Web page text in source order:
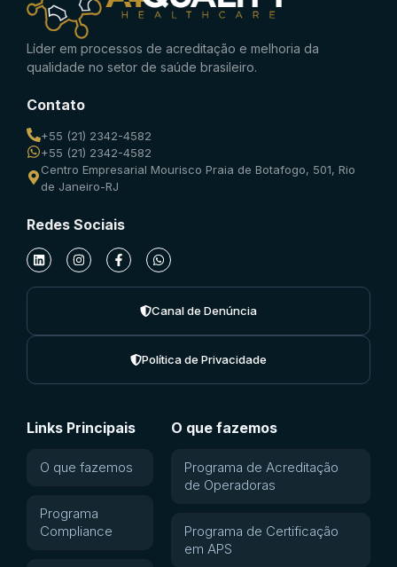
Líder em processos de acreditação e melhoria da
qualidade no setor de saúde brasileiro.
Contato
+55 (21) 2342-4582
+55 (21) 2342-4582
Centro Empresarial Mourisco Praia de Botafogo, 501, Rio
de Janeiro-RJ
Redes Sociais
Canal de Denúncia
Política de Privacidade
Links Principais
O que fazemos
Programa
Compliance
O que fazemos
Programa de Acreditação
de Operadoras
Programa de Certificação
em APS